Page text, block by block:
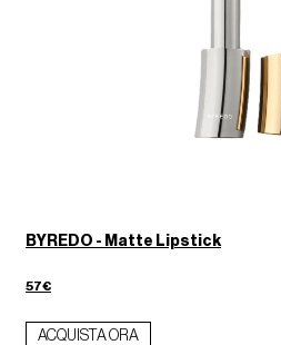
BYREDO - Matte Lipstick
57€
ACQUISTA ORA